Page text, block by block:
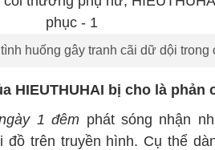
huống gây tranh cãi dữ dội trong
HIEUTHUHAI bị cho là phản
1 đêm phát sóng nhận
đồ trên truyền hình. Cụ thể